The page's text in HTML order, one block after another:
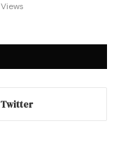
Views
Twitter